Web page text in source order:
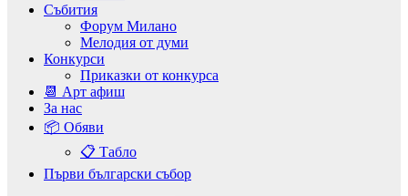
Събития
Форум Милано
Мелодия от думи
Конкурси
Приказки от конкурса
📆 Арт афиш
За нас
📦 Обяви
📋 Табло
Първи български събор